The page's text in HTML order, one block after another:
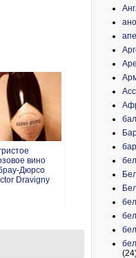
вино
Дюрсо
Dravigny